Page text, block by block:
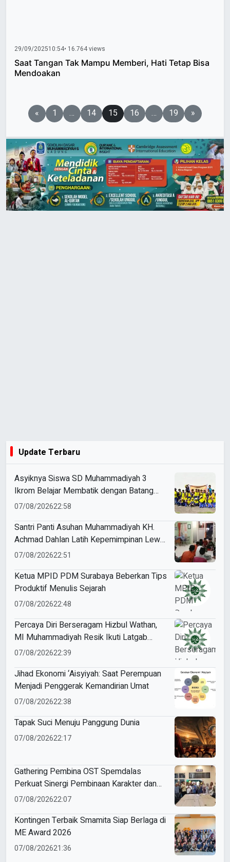
29/09/202510:54• 16.764 views
Saat Tangan Tak Mampu Memberi, Hati Tetap Bisa
Mendoakan
Paginasi
pos« 1 … 14 15 16 … 19 »
Update Terbaru
Asyiknya Siswa SD Muhammadiyah 3
Ikrom Belajar Membatik dengan Batang
Pakcoy
07/08/202622:58
Santri Panti Asuhan Muhammadiyah KH.
Achmad Dahlan Latih Kepemimpinan Lewat
Kepanitiaan Agustusan
07/08/202622:51
Ketua MPID PDM Surabaya Beberkan Tips
Produktif Menulis Sejarah
07/08/202622:48
Percaya Diri Berseragam Hizbul Wathan,
MI Muhammadiyah Resik Ikuti Latgab
Pramuka Siaga Sambeng
07/08/202622:39
Jihad Ekonomi ‘Aisyiyah: Saat Perempuan
Menjadi Penggerak Kemandirian Umat
07/08/202622:38
Tapak Suci Menuju Panggung Dunia
07/08/202622:17
Gathering Pembina OST Spemdalas
Perkuat Sinergi Pembinaan Karakter dan
Prestasi Siswa
07/08/202622:07
Kontingen Terbaik Smamita Siap Berlaga di
ME Award 2026
07/08/202621:36